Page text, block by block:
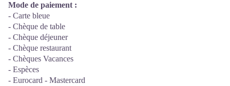
Mode de paiement :
- Carte bleue
- Chèque de table
- Chèque déjeuner
- Chèque restaurant
- Chèques Vacances
- Espèces
- Eurocard - Mastercard